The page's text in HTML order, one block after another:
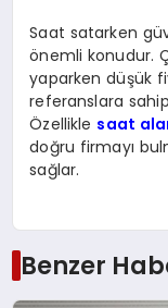
Saat satarken
önemli konudur.
yaparken düşük
referanslara
Özellikle saat
doğru firmayı
sağlar.
Benzer